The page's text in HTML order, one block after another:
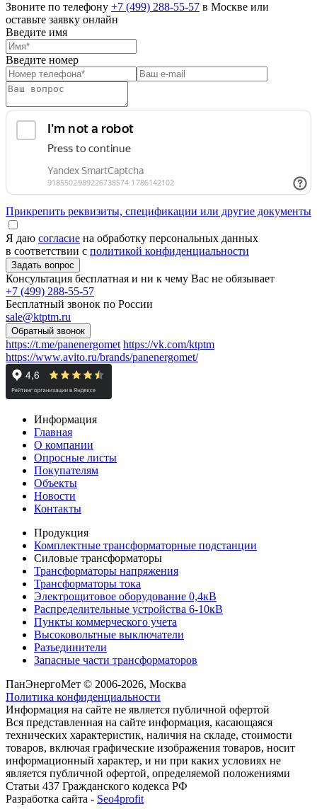
Звоните по телефону +7 (499) 288-55-57 в Москве или
оставьте заявку онлайн
Введите имя
Введите номер
Прикрепить реквизиты, спецификации или другие документы
Я даю согласие на обработку персональных данных
в соответствии с политикой конфиденциальности
Консультация бесплатная и ни к чему Вас не обязывает
+7 (499) 288-55-57
Бесплатный звонок по России
sale@ktptm.ru
https://t.me/panenergomet https://vk.com/ktptm
https://www.avito.ru/brands/panenergomet/
Информация
Главная
О компании
Опросные листы
Покупателям
Объекты
Новости
Контакты
Продукция
Комплектные трансформаторные подстанции
Силовые трансформаторы
Трансформаторы напряжения
Трансформаторы тока
Электрощитовое оборудование 0,4кВ
Распределительные устройства 6-10кВ
Пункты коммерческого учета
Высоковольтные выключатели
Разъединители
Запасные части трансформаторов
ПанЭнергоМет © 2006-2026, Москва
Политика конфиденциальности
Информация на сайте не является публичной офертой
Вся представленная на сайте информация, касающаяся
технических характеристик, наличия на складе, стоимости
товаров, включая графические изображения товаров, носит
информационный характер, и ни при каких условиях не
является публичной офертой, определяемой положениями
Статьи 437 Гражданского кодекса РФ
Разработка сайта - Seo4profit